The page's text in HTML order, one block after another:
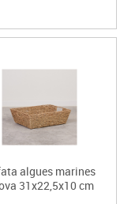
algues marines
31x22,5x10 cm